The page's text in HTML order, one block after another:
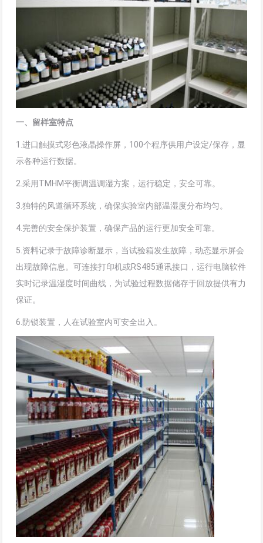
一、留样室特点
1.进口触摸式彩色液晶操作屏，100个程序供用户设定/保存，显
示各种运行数据。
2.采用TMHM平衡调温调湿方案，运行稳定，安全可靠。
3.独特的风道循环系统，确保实验室内部温湿度分布均匀。
4.完善的安全保护装置，确保产品的运行更加安全可靠。
5.资料记录于故障诊断显示，当试验箱发生故障，动态显示屏会
出现故障信息。可连接打印机或RS485通讯接口，运行电脑软件
实时记录温湿度时间曲线，为试验过程数据储存于回放提供有力
保证。
6.防锁装置，人在试验室内可安全出入。